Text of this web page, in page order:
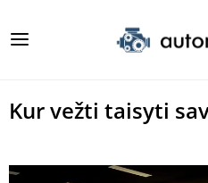
Kur vežti taisyti